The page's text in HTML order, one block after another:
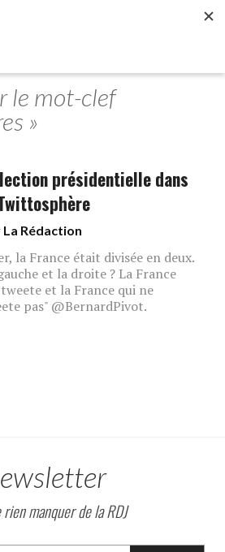
le mot-clef
»
présidentielle dans
La Rédaction
la France était divisée en deux.
et la droite ? La France
et la France qui ne
pas" @BernardPivot.
manquer de la RDJ